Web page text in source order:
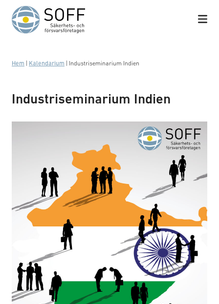
Hoppa till innehåll
Hem Kalendarium Industriseminarium Indien
Industriseminarium Indien